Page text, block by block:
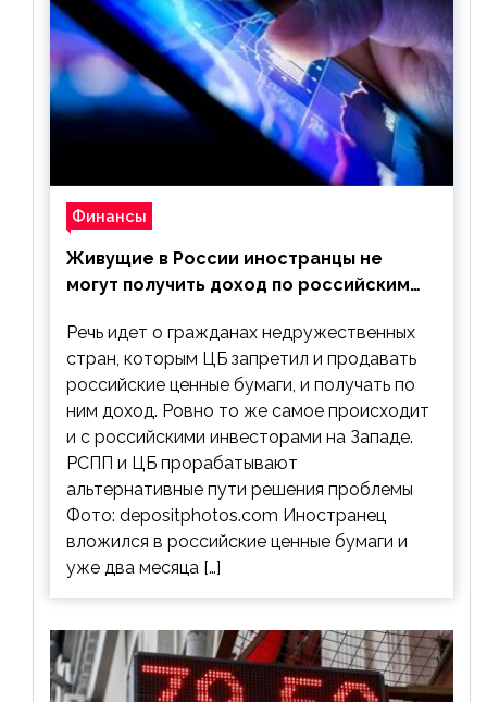
Финансы
Живущие в России иностранцы не
могут получить доход по российским
Речь идет о гражданах недружественных
стран, которым ЦБ запретил и продавать
российские ценные бумаги, и получать по
ним доход. Ровно то же самое происходит
и с российскими инвесторами на Западе.
РСПП и ЦБ прорабатывают
альтернативные пути решения проблемы
Фото: depositphotos.com Иностранец
вложился в российские ценные бумаги и
уже два месяца […]